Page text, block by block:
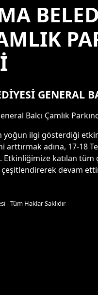
GENERAL
Balcı Çamlık
ilgi gösterdiği
adına, 17-18
Etkinliğimize katılan
devam
- Tüm Haklar Saklıdır